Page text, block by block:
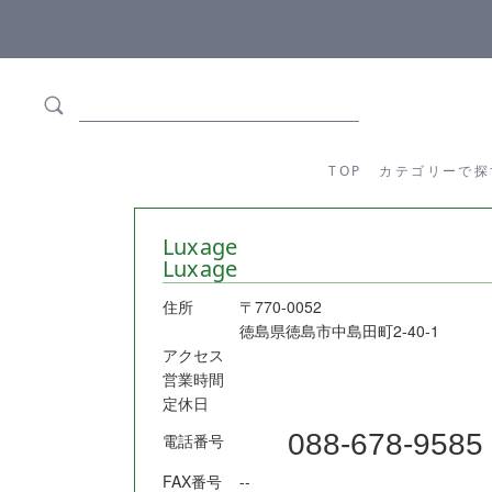
TOP カテゴリーで
Luxage
Luxage
住所
〒770-0052
徳島県徳島市中島田町2-40-1
アクセス
営業時間
定休日
電話番号
088-678-9585
FAX番号 --